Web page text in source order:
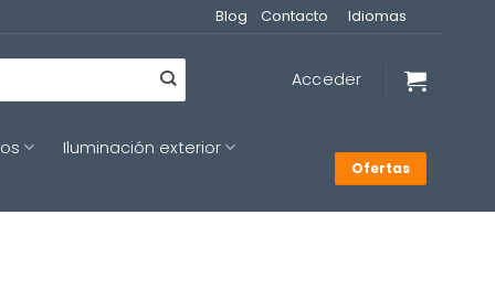
Blog Contacto Idiomas
Acceder
Iluminación exterior
Ofertas